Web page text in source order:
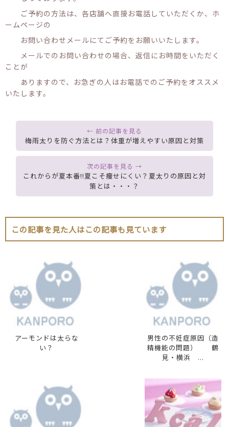
ご予約の方法は、各店舗へ直接お電話していただくか、ホ
ームページの
お問い合わせメールにてご予約をお願いいたします。
メールでのお問い合わせの場合、返信にお時間をいただく
ことが
ありますので、お急ぎの人はお電話でのご予約をオススメ
いたします。
梅雨太りを防ぐ方法とは？体重が増えやすい原因と対策
これからが夏本番!!夏こそ痩せにくい？夏太りの原因と対
策とは・・・？
この記事を見た人はこの記事も見ています
アーモンドは太らな
い？
男性の不妊症原因（造
精機能の問題） 鶴
見・横浜 ...